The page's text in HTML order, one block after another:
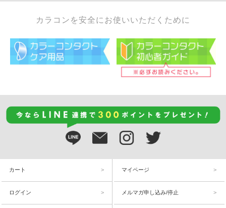
カラコンを安全にお使いいただくために
カート マイページ
ログイン メルマガ申し込み/停止